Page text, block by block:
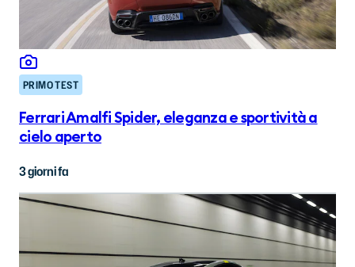
PRIMO TEST
Ferrari Amalfi Spider, eleganza e sportività a
cielo aperto
3 giorni fa